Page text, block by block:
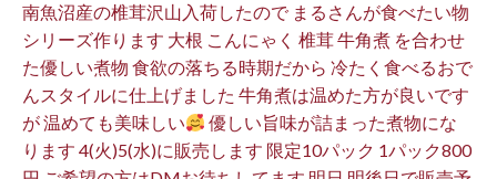
南魚沼産の椎茸沢山入荷したので まるさんが食べたい物
シリーズ作ります 大根 こんにゃく 椎茸 牛角煮 を合わせ
た優しい煮物 食欲の落ちる時期だから 冷たく食べるおで
んスタイルに仕上げました 牛角煮は温めた方が良いです
が 温めても美味しい
優しい旨味が詰まった煮物にな
ります 4(火)5(水)に販売します 限定10パック 1パック800